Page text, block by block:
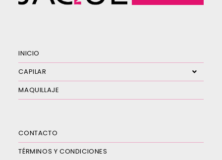
INICIO
CAPILAR
MAQUILLAJE
CONTACTO
TÉRMINOS Y CONDICIONES